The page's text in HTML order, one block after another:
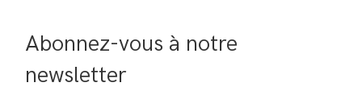
Abonnez-vous à notre
newsletter